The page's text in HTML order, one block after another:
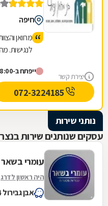
יצירת קשר
חיפה
מרוואן
לנגישות.
צפוף.
הזמן
הצפוף
נזמין אותו
ייפתח ב-8:00
נותני שירות
עסקים שנותנים שירות
עומרי
היה ראשון לדרג
אבן גבירול 4, עפולה